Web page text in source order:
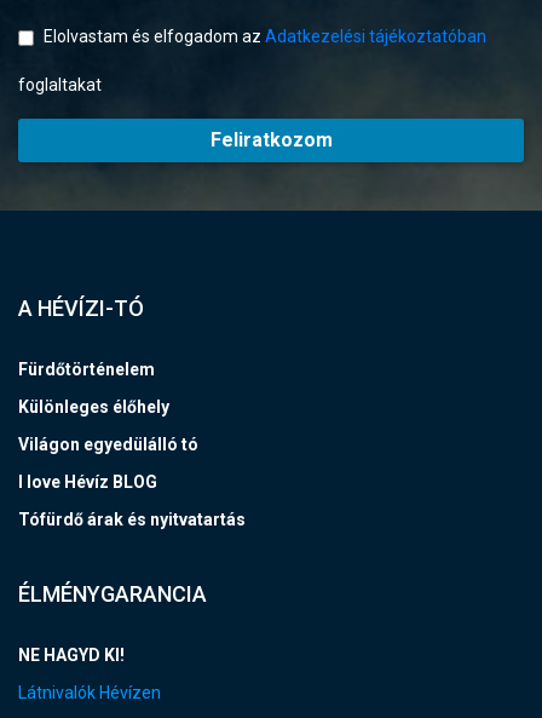
Elolvastam és elfogadom az Adatkezelési tájékoztatóban
foglaltakat
Feliratkozom
A HÉVÍZI-TÓ
Fürdőtörténelem
Különleges élőhely
Világon egyedülálló tó
I love Hévíz BLOG
Tófürdő árak és nyitvatartás
ÉLMÉNYGARANCIA
NE HAGYD KI!
Látnivalók Hévízen